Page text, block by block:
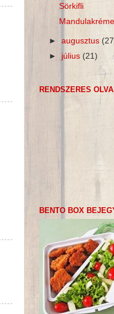
Sörkifli
►augusztus
► július (21)
RENDSZERES
BENTO BOX